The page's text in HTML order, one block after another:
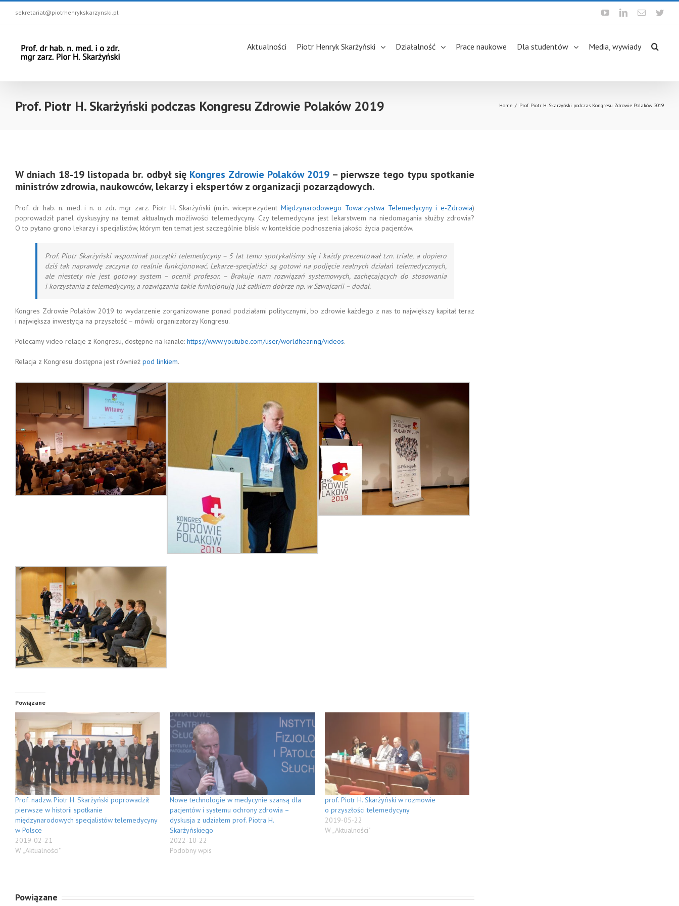
sekretariat@piotrhenrykskarzynski.pl YoutubeLinkedinEmail
Aktualności Piotr Henryk Skarżyński Działalność Prace naukowe Dla studentów Media, wywiady
Prof. Piotr H. Skarżyński podczas Kongresu Zdrowie Polaków 2019 Home / Prof. Piotr H. Skarżyński podczas Kongresu Zdrowie Polaków 2019
W dniach 18-19 listopada br. odbył się Kongres Zdrowie Polaków 2019 – pierwsze tego typu spotkanie
ministrów zdrowia, naukowców, lekarzy i ekspertów z organizacji pozarządowych.
Prof. dr hab. n. med. i n. o zdr. mgr zarz. Piotr H. Skarżyński (m.in. wiceprezydentMiędzynarodowego Towarzystwa Telemedycyny i e-Zdrowia)
poprowadził panel dyskusyjny na temat aktualnych możliwości telemedycyny. Czy telemedycyna jest lekarstwem na niedomagania służby zdrowia?
O to pytano grono lekarzy i specjalistów, którym ten temat jest szczególnie bliski w kontekście podnoszenia jakości życia pacjentów.
Prof. Piotr Skarżyński wspominał początki telemedycyny – 5 lat temu spotykaliśmy się i każdy prezentował tzn. triale, a dopiero
dziś tak naprawdę zaczyna to realnie funkcjonować. Lekarze-specjaliści są gotowi na podjęcie realnych działań telemedycznych,
ale niestety nie jest gotowy system – ocenił profesor. – Brakuje nam rozwiązań systemowych, zachęcających do stosowania
i korzystania z telemedycyny, a rozwiązania takie funkcjonują już całkiem dobrze np. w Szwajcarii – dodał.
Kongres Zdrowie Polaków 2019 to wydarzenie zorganizowane ponad podziałami politycznymi, bo zdrowie każdego z nas to największy kapitał teraz
i największa inwestycja na przyszłość – mówili organizatorzy Kongresu.
Polecamy video relacje z Kongresu, dostępne na kanale: https://www.youtube.com/user/worldhearing/videos.
Relacja z Kongresu dostępna jest również pod linkiem.
Powiązane
Prof. nadzw. Piotr H. Skarżyński poprowadził
pierwsze w historii spotkanie
międzynarodowych specjalistów telemedycyny
w Polsce
2019-02-21
W „Aktualności"
Nowe technologie w medycynie szansą dla
pacjentów i systemu ochrony zdrowia –
dyskusja z udziałem prof. Piotra H.
Skarżyńskiego
2022-10-22
Podobny wpis
prof. Piotr H. Skarżyński w rozmowie
o przyszłości telemedycyny
2019-05-22
W „Aktualności"
Powiązane